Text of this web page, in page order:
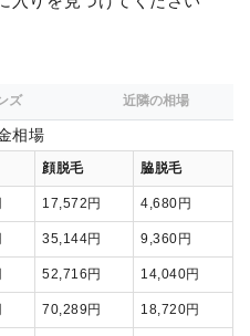
ズ 近隣の相場
相場
顔脱毛 脇脱毛
17,572円 4,680円
35,144円 9,360円
52,716円 14,040円
70,289円 18,720円